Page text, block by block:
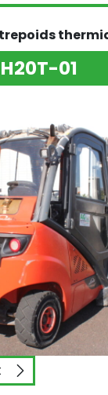
01
H20T-01